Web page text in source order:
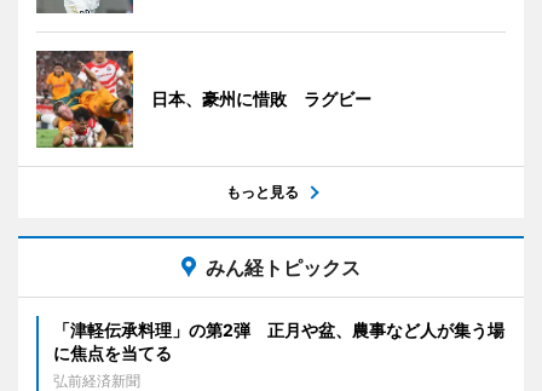
日本、豪州に惜敗 ラグビー
もっと見る
みん経トピックス
「津軽伝承料理」の第2弾 正月や盆、農事など人が集う場
に焦点を当てる
弘前経済新聞